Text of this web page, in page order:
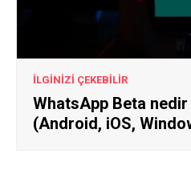
İLGİNİZİ ÇEKEBİLİR
WhatsApp Beta
(Android, iOS,